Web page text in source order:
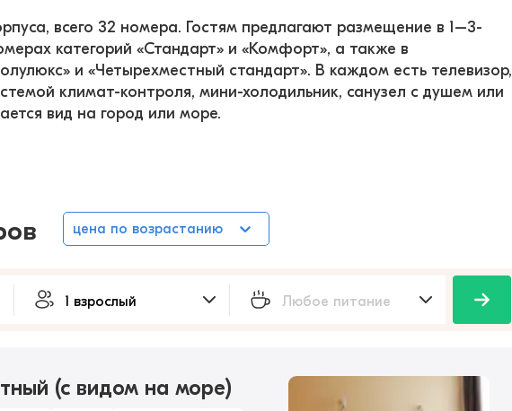
всего 32 номера. Гостям предлагают размещение в 1–3-
категорий «Стандарт» и «Комфорт», а также в
и «Четырехместный стандарт». В каждом есть телевизор,
климат-контроля, мини-холодильник, санузел с душем или
вид на город или море.
цена по возрастанию
(с видом на море)